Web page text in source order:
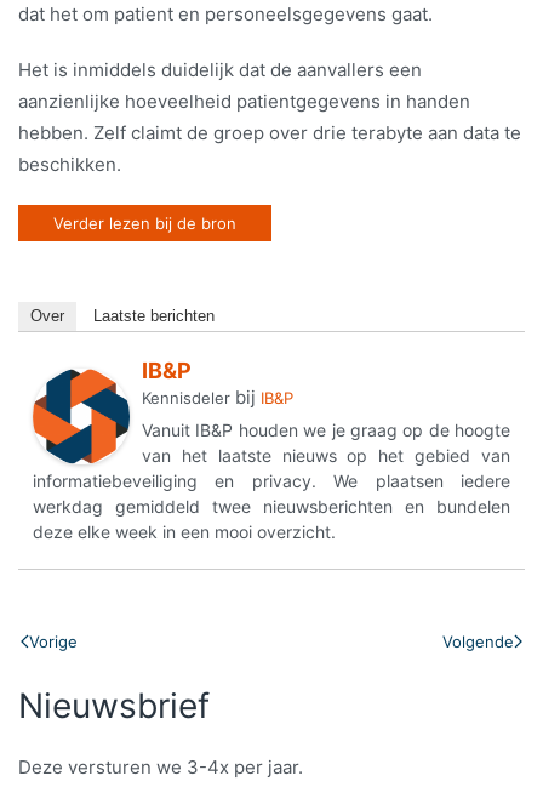
dat het om patient en personeelsgegevens gaat.
Het is inmiddels duidelijk dat de aanvallers een
aanzienlijke hoeveelheid patientgegevens in handen
hebben. Zelf claimt de groep over drie terabyte aan data te
beschikken.
Verder lezen bij de bron
Over Laatste berichten
IB&P
Kennisdeler bij IB&P
Vanuit IB&P houden we je graag op de hoogte
van het laatste nieuws op het gebied van
informatiebeveiliging en privacy. We plaatsen iedere
werkdag gemiddeld twee nieuwsberichten en bundelen
deze elke week in een mooi overzicht.
Vorige Volgende
Nieuwsbrief
Deze versturen we 3-4x per jaar.